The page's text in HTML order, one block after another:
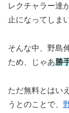
レクチャラー達
止になってしま
そんな中、野島
ため、じゃあ勝
ただ無料とはい
うとのことで、